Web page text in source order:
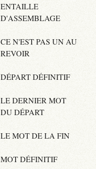
ENTAILLE
D'ASSEMBLAGE
CE N'EST PAS UN AU
REVOIR
DÉPART DÉFINITIF
LE DERNIER MOT
DU DÉPART
LE MOT DE LA FIN
MOT DÉFINITIF